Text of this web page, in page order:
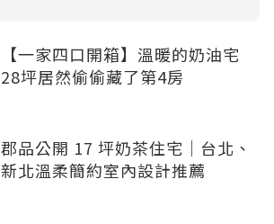
【一家四口開箱】溫暖的奶油宅
28坪居然偷偷藏了第4房
郡品公開 17 坪奶茶住宅｜台北、
新北溫柔簡約室內設計推薦